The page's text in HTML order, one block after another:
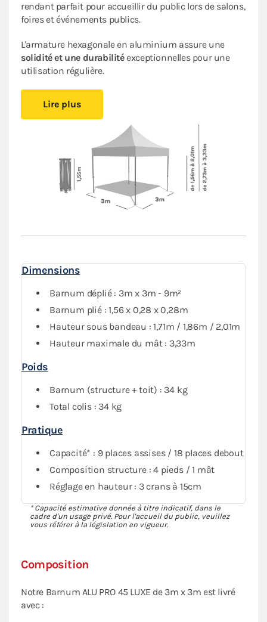
rendant parfait pour accueillir du public lors de salons,
foires et événements publics.
L'armature hexagonale en aluminium assure une
solidité et une durabilitéexceptionnelles pour une
utilisation régulière.
est d'un grand confort. Une fois replié, l'abri est
compactet se glisse facilement dans votre véhicule.
barnum 3x3mest en polyester avec
enduction PVC de 380 g/m². Le toit est renforcé aux
angles et sur les coutures et la bâche déperlante est
100% étanche.
Lire plus
Composition
Notre Barnum ALU PRO 45 LUXE de 3m x 3m est livré
avec :
Dimensions
Barnum déplié : 3m x 3m - 9m²
Barnum plié : 1,56 x 0,28 x 0,28m
Hauteur sous bandeau : 1,71m / 1,86m / 2,01m
Hauteur maximale du mât : 3,33m
Poids
Barnum (structure + toit) : 34 kg
Total colis : 34 kg
Pratique
Capacité* : 9 places assises / 18 places debout
Composition structure : 4 pieds / 1 mât
Réglage en hauteur : 3 crans à 15cm
* Capacité estimative donnée à titre indicatif, dans le
cadre d'un usage privé. Pour l'accueil du public, veuillez
vous référer à la législation en vigueur.